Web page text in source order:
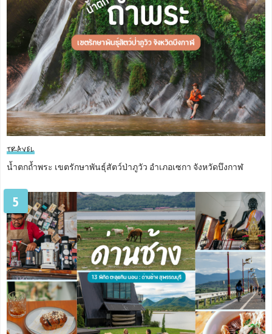
TRAVEL
น้ำตกถ้ำพระ เขตรักษาพันธุ์สัตว์ป่าภูวัว อำเภอเซกา จังหวัดบึงกาฬ
5